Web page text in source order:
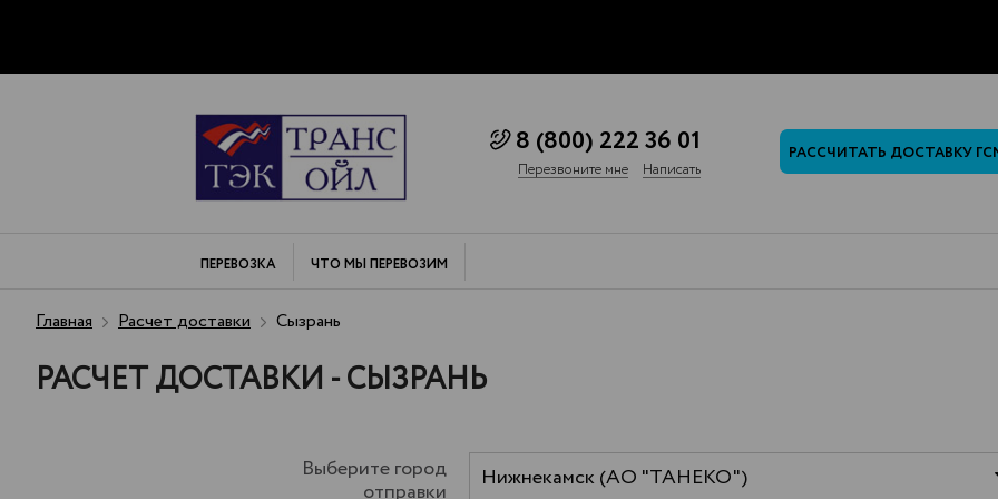
8 (800) 222 36 01
Перезвоните мне Написать
РАССЧИТАТЬ ДОСТАВКУ
ПЕРЕВОЗКА ЧТО МЫ ПЕРЕВОЗИМ
Главная Расчет доставки Сызрань
РАСЧЕТ ДОСТАВКИ - СЫЗРАНЬ
Выберите город
отправки
Нижнекамск (АО "ТАНЕКО")